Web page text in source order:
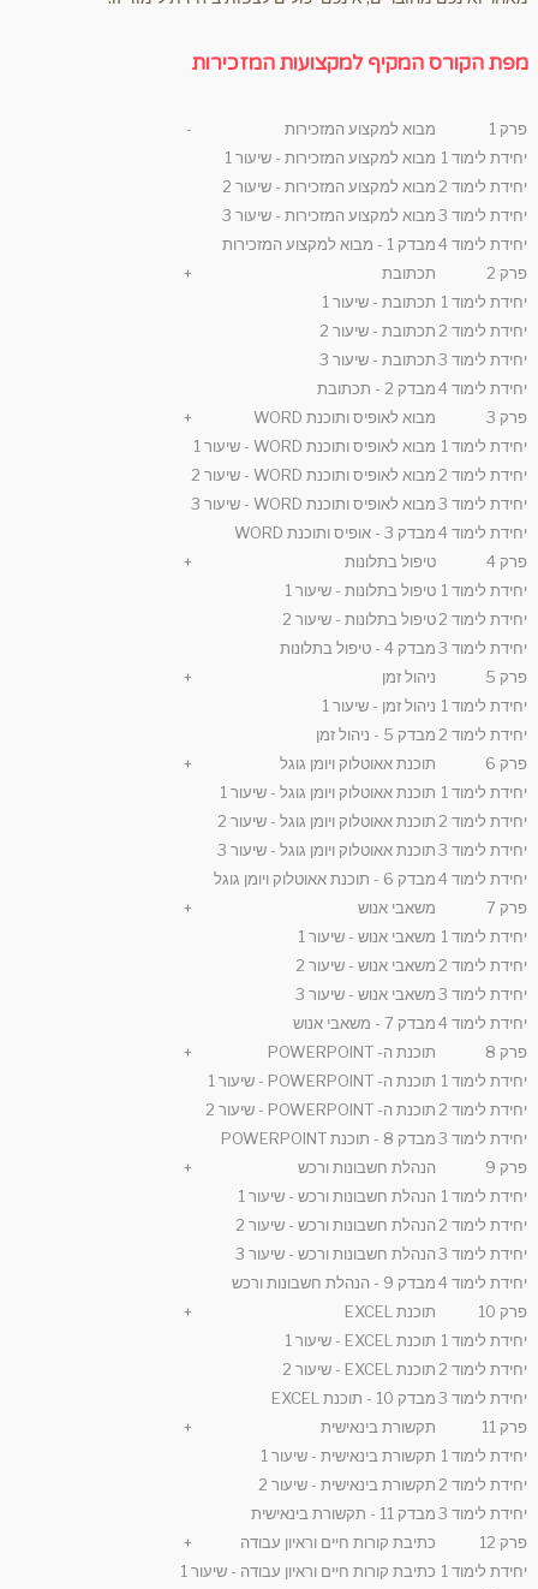
מפת הקורס המקיף למקצועות המזכירות
פרק 1 מבוא למקצוע המזכירות
-
יחידת לימוד 1
מבוא למקצוע המזכירות - שיעור 1
יחידת לימוד 2
מבוא למקצוע המזכירות - שיעור 2
יחידת לימוד 3
מבוא למקצוע המזכירות - שיעור 3
יחידת לימוד 4
מבדק 1 - מבוא למקצוע המזכירות
פרק 2
תכתובת
+
יחידת לימוד 1
תכתובת - שיעור 1
יחידת לימוד 2
תכתובת - שיעור 2
יחידת לימוד 3
תכתובת - שיעור 3
יחידת לימוד 4
מבדק 2 - תכתובת
פרק 3
מבוא לאופיס ותוכנת WORD
+
יחידת לימוד 1
מבוא לאופיס ותוכנת WORD - שיעור 1
יחידת לימוד 2
מבוא לאופיס ותוכנת WORD - שיעור 2
יחידת לימוד 3
מבוא לאופיס ותוכנת WORD - שיעור 3
יחידת לימוד 4
מבדק 3 - אופיס ותוכנת WORD
פרק 4
טיפול בתלונות
+
יחידת לימוד 1
טיפול בתלונות - שיעור 1
יחידת לימוד 2
טיפול בתלונות - שיעור 2
יחידת לימוד 3
מבדק 4 - טיפול בתלונות
פרק 5
ניהול זמן
+
יחידת לימוד 1
ניהול זמן - שיעור 1
יחידת לימוד 2
מבדק 5 - ניהול זמן
פרק 6
תוכנת אאוטלוק ויומן גוגל
+
יחידת לימוד 1
תוכנת אאוטלוק ויומן גוגל - שיעור 1
יחידת לימוד 2
תוכנת אאוטלוק ויומן גוגל - שיעור 2
יחידת לימוד 3
תוכנת אאוטלוק ויומן גוגל - שיעור 3
יחידת לימוד 4
מבדק 6 - תוכנת אאוטלוק ויומן גוגל
פרק 7
משאבי אנוש
+
יחידת לימוד 1
משאבי אנוש - שיעור 1
יחידת לימוד 2
משאבי אנוש - שיעור 2
יחידת לימוד 3
משאבי אנוש - שיעור 3
יחידת לימוד 4
מבדק 7 - משאבי אנוש
פרק 8
תוכנת ה- POWERPOINT
+
יחידת לימוד 1
תוכנת ה- POWERPOINT - שיעור 1
יחידת לימוד 2
תוכנת ה- POWERPOINT - שיעור 2
יחידת לימוד 3
מבדק 8 - תוכנת POWERPOINT
פרק 9
הנהלת חשבונות ורכש
+
יחידת לימוד 1
הנהלת חשבונות ורכש - שיעור 1
יחידת לימוד 2
הנהלת חשבונות ורכש - שיעור 2
יחידת לימוד 3
הנהלת חשבונות ורכש - שיעור 3
יחידת לימוד 4
מבדק 9 - הנהלת חשבונות ורכש
פרק 10
תוכנת EXCEL
+
יחידת לימוד 1
תוכנת EXCEL - שיעור 1
יחידת לימוד 2
תוכנת EXCEL - שיעור 2
יחידת לימוד 3
מבדק 10 - תוכנת EXCEL
פרק 11
תקשורת בינאישית
+
יחידת לימוד 1
תקשורת בינאישית - שיעור 1
יחידת לימוד 2
תקשורת בינאישית - שיעור 2
יחידת לימוד 3
מבדק 11 - תקשורת בינאישית
פרק 12
כתיבת קורות חיים וראיון עבודה
+
יחידת לימוד 1
כתיבת קורות חיים וראיון עבודה - שיעור 1